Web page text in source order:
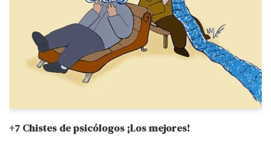
+7 Chistes de psicólogos ¡Los mejores!